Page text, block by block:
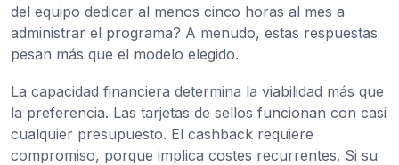
del equipo dedicar al menos cinco horas al mes a
administrar el programa? A menudo, estas respuestas
pesan más que el modelo elegido.
La capacidad financiera determina la viabilidad más que
la preferencia. Las tarjetas de sellos funcionan con casi
cualquier presupuesto. El cashback requiere
compromiso, porque implica costes recurrentes. Si su